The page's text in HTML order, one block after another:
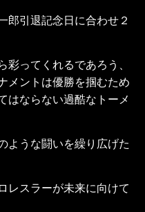
郎引退記念日に合わせ２
彩ってくれるであろう、
メントは優勝を掴むため
はならない過酷なトーメ
ような闘いを繰り広げた
レスラーが未来に向けて